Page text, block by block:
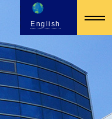
English